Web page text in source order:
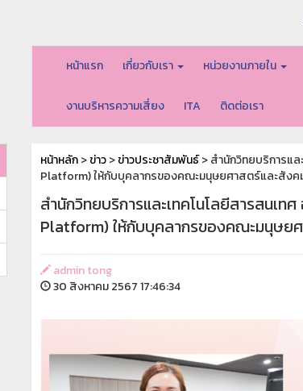
หน้าแรก เกี่ยวกับเรา หน่วยงานภายใน
งานบริหารความเสี่ยง ITA ติดต่อเรา
หน้าหลัก>ข่าว>ข่าวประชาสัมพันธ์> สำนักวิทยบริการแล
Platform) ให้กับบุคลากรของคณะมนุษยศาสตร์และสัง
สำนักวิทยบริการและเทคโนโลยีสารสนเ
Platform) ให้กับบุคลากรของคณะมนุษย
admin tong
30 สิงหาคม 2567 17:46:34